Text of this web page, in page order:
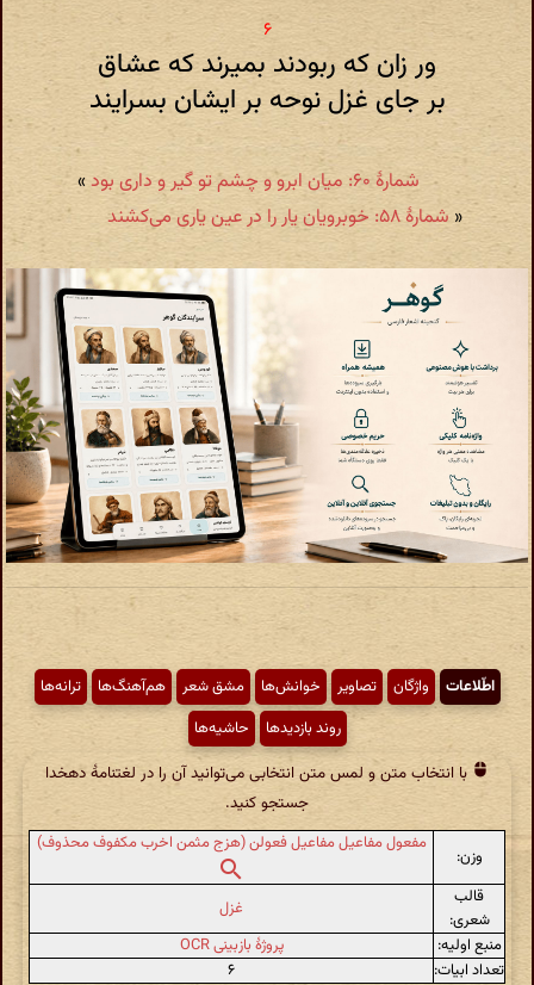
ور زان که ربودند بمیرند که عشاق
بر جای‌ غزل‌ نوحه بر ایشان‌ بسرایند
شمارهٔ ۶۰: میان ابرو و چشم تو گیر و داری بود
»
« شمارهٔ ۵۸: خوبرویان یار را در عین یاری می‌کشند
اطّلاعات واژگان تصاویر خوانش‌ها مشق شعر هم‌آهنگ‌ها
ترانه‌ها
روند بازدیدها
حاشیه‌ها
با انتخاب متن و لمس متن انتخابی می‌توانید آن را در لغتنامهٔ دهخدا
جستجو کنید.
وزن:
مفعول مفاعیل مفاعیل فعولن (هزج مثمن اخرب مکفوف محذوف)
قالب
شعری:
غزل
منبع اولیه:
پروژهٔ بازبینی OCR
تعداد ابیات:
۶